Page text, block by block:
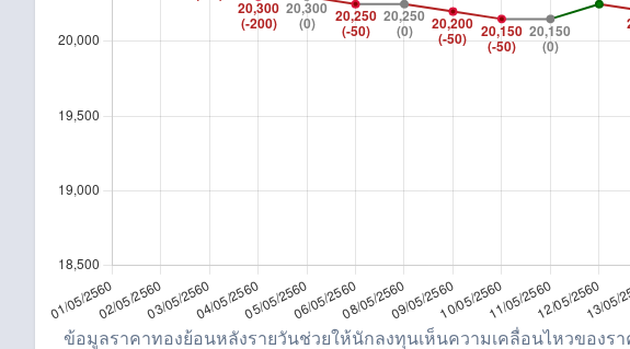
ข้อมูลราคาทองย้อนหลังรายวันช่วยให้นักลงทุนเห็นความเคลื่อนไหวของร